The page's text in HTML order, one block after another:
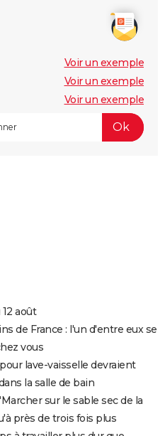
Voir un exemple
Voir un exemple
Voir un exemple
août
de France : l'un d'entre eux se
vous
lave-vaisselle devraient
la salle de bain
sur le sable sec de la
près de trois fois plus